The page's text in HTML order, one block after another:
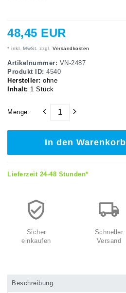
48,45 EUR
* inkl. MwSt. zzgl. Versandkosten
Artikelnummer: VN-2487
Produkt ID: 4540
Hersteller: ohne
Inhalt: 1 Stück
Menge:
In den Warenkorb
Lieferzeit 24-48 Stunden*
Sicher
einkaufen
Schneller
Versand
Beschreibung